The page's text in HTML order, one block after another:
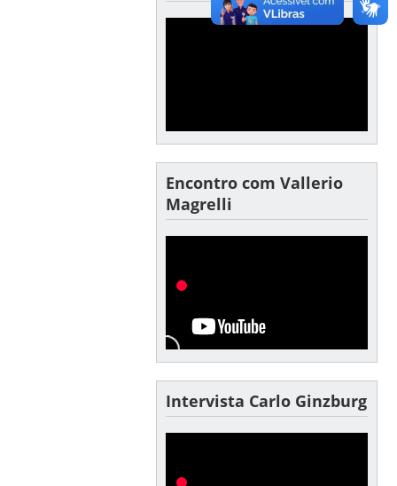
Encontro com Vallerio
Magrelli
Intervista Carlo Ginzburg